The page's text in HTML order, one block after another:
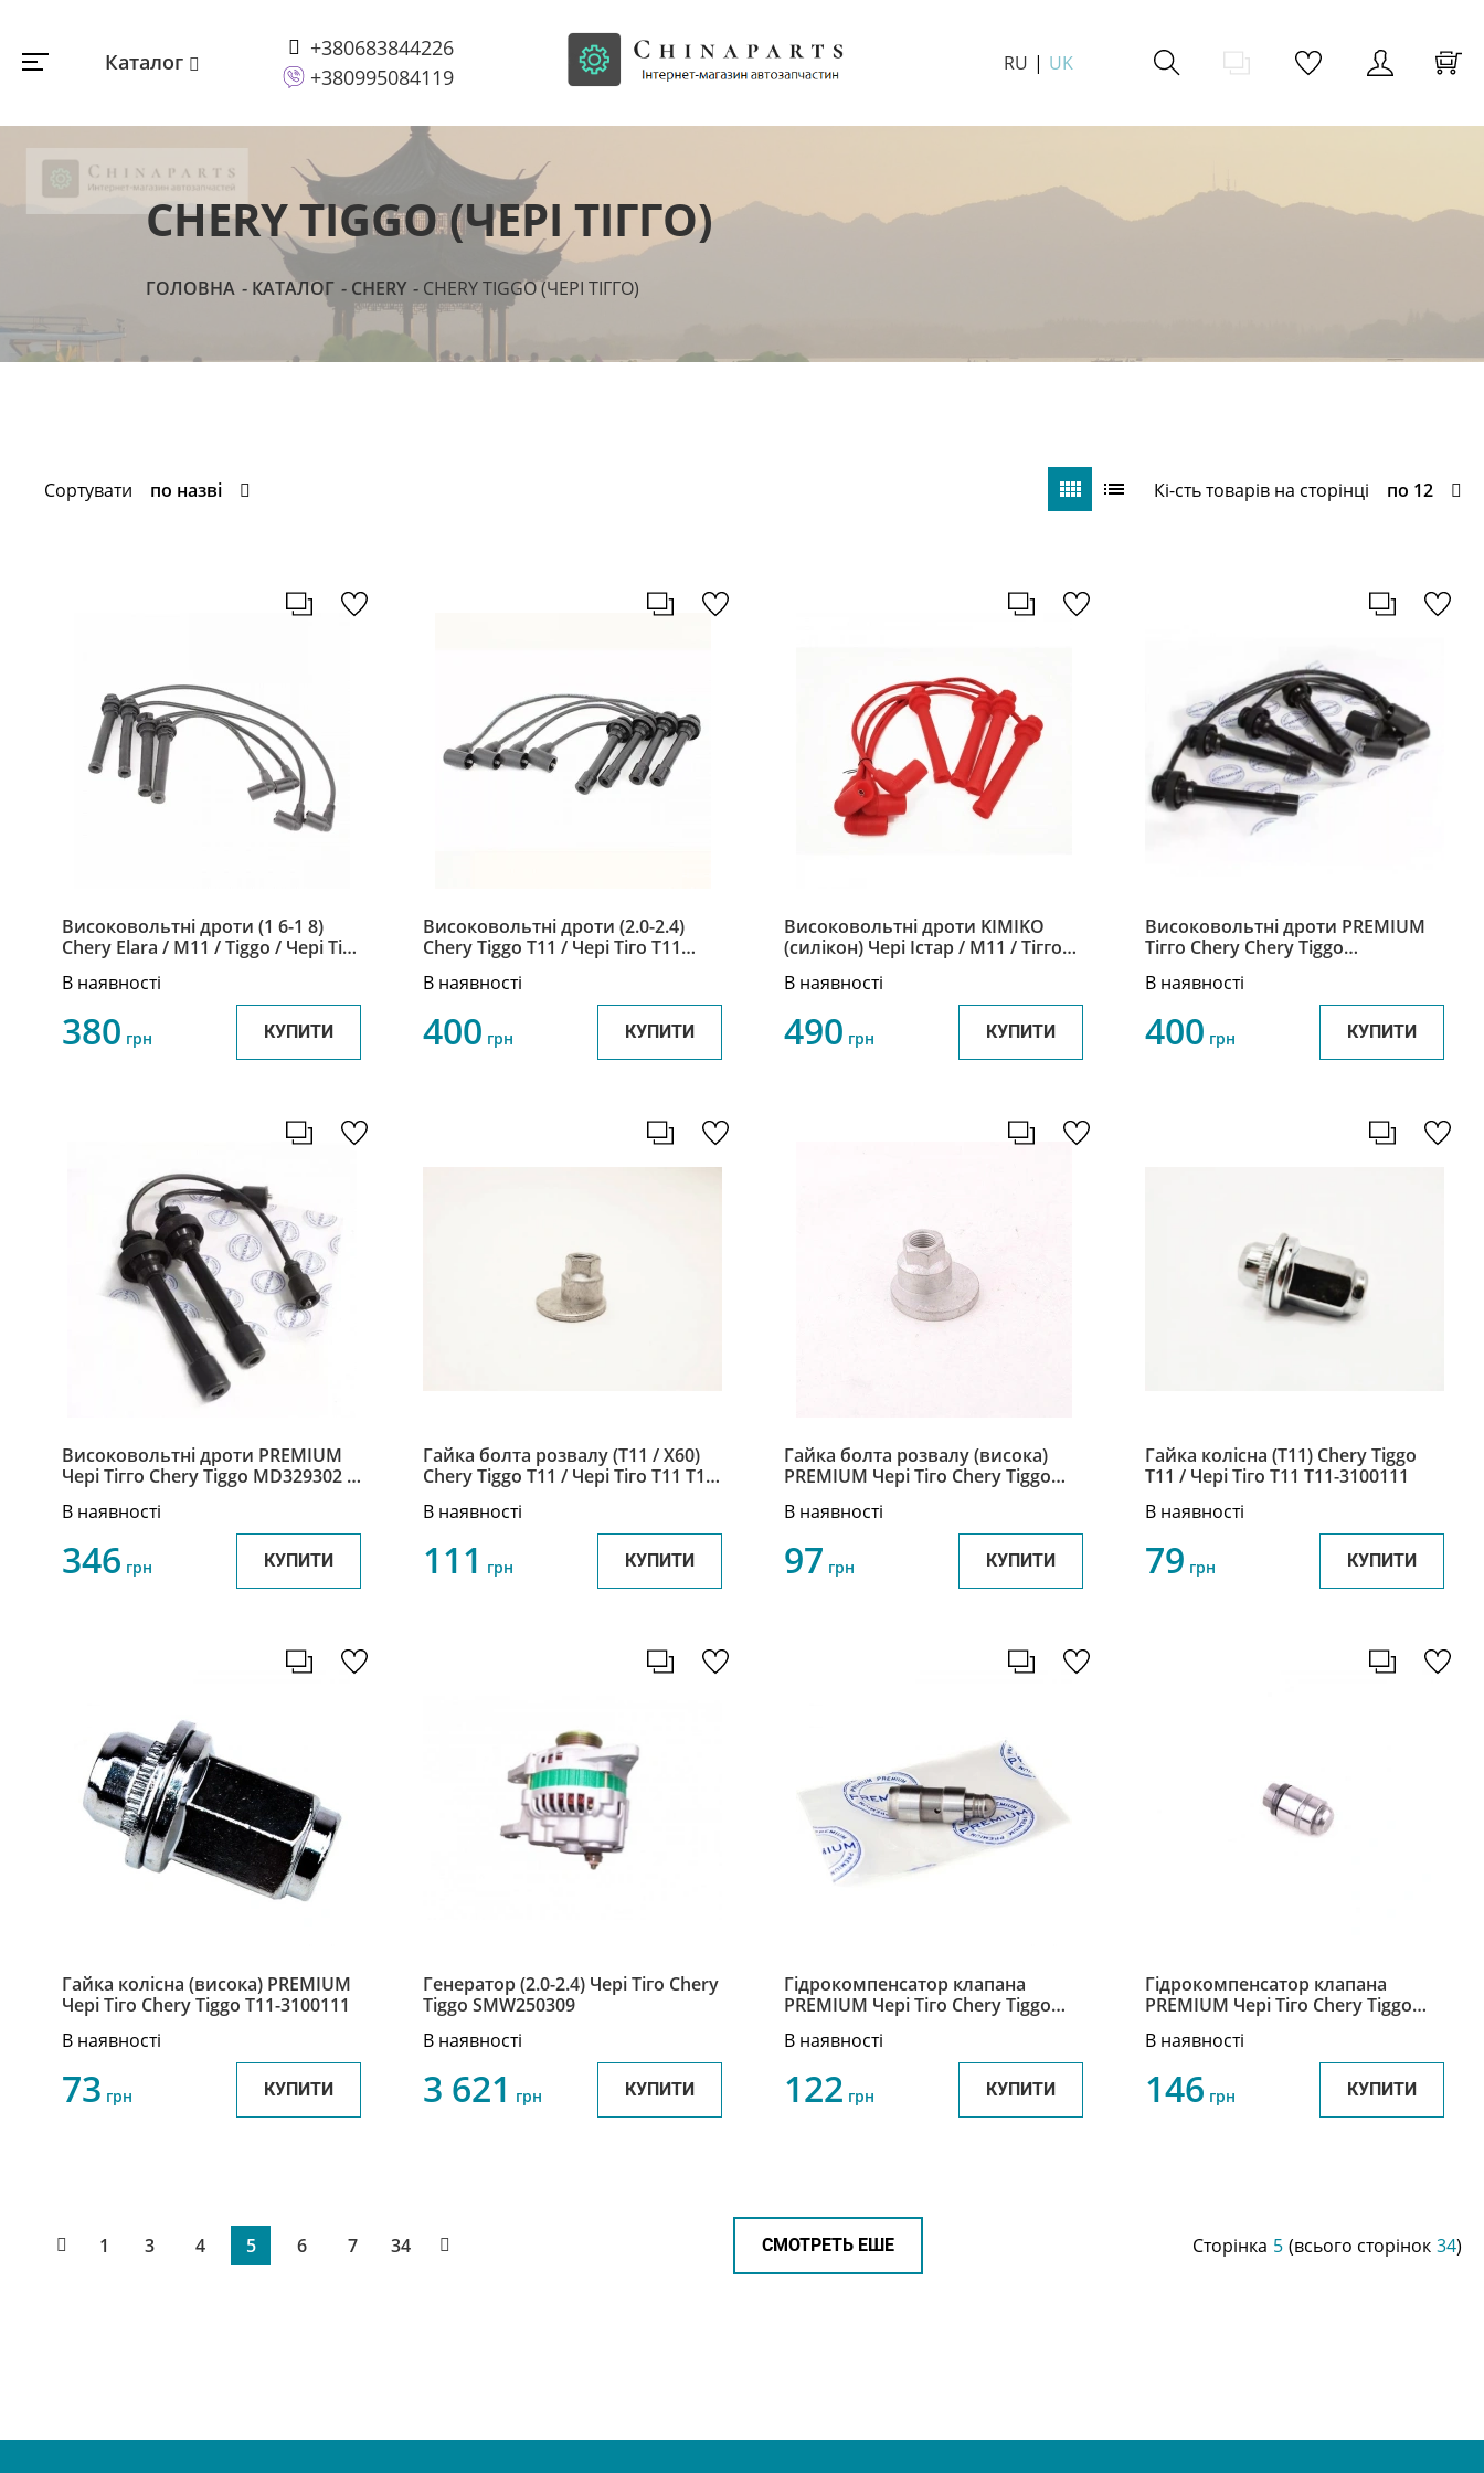
Каталог
+380683844226
+380995084119
RU UK
CHERY TIGGO (ЧЕРІ ТІГГО)
ГОЛОВНА КАТАЛОГ CHERY CHERY TIGGO (ЧЕРІ ТІГГО)
Сортувати по назві Кі-сть товарів на сторінці по 12
Високовольтні дроти (1 6-1 8)
Chery Elara / M11 / Tiggo / Чері Тіго
В наявності
380 грн КУПИТИ
Високовольтні дроти (2.0-2.4)
Chery Tiggo T11 / Чері Тіго Т11
В наявності
400 грн КУПИТИ
Високовольтні дроти KIMIKO
(силікон) Чері Істар / М11 / Тігго
3707130_40_50_60HA-KM
В наявності
490 грн КУПИТИ
Високовольтні дроти PREMIUM
Тігго Chery Chery Tiggo
В наявності
400 грн КУПИТИ
Високовольтні дроти PREMIUM
Чері Тігго Chery Tiggo MD329302 /
В наявності
346 грн КУПИТИ
Гайка болта розвалу (T11 / X60)
Chery Tiggo Т11 / Чері Тіго Т11 T11-
В наявності
111 грн КУПИТИ
Гайка болта розвалу (висока)
PREMIUM Чері Тіго Chery Tiggo
В наявності
97 грн КУПИТИ
Гайка колісна (T11) Chery Tiggo
Т11 / Чері Тіго Т11 T11-3100111
В наявності
79 грн КУПИТИ
Гайка колісна (висока) PREMIUM
Чері Тіго Chery Tiggo T11-3100111
В наявності
73 грн КУПИТИ
Генератор (2.0-2.4) Чері Тіго Chery
Tiggo SMW250309
В наявності
3 621 грн КУПИТИ
Гідрокомпенсатор клапана
PREMIUM Чері Тіго Chery Tiggo
В наявності
122 грн КУПИТИ
Гідрокомпенсатор клапана
PREMIUM Чері Тіго Chery Tiggo
В наявності
146 грн КУПИТИ
1 3 4 5 6 7 34 СМОТРЕТЬ ЕШЕ Сторінка 5 (всього сторінок 34)